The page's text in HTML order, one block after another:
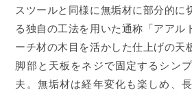
スツールと同様に無垢材に部分的に
る独自の工法を用いた通称「アアル
ーチ材の木目を活かした仕上げの天
脚部と天板をネジで固定するシン
夫。無垢材は経年変化も楽しめ、